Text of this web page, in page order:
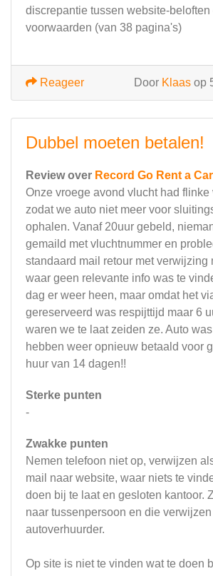
discrepantie tussen website-
voorwaarden (van 38 pagina's)
Door Klaas op
Reageer
Dubbel moeten betalen!
Review over Record Go Rent a Car
Onze vroege avond vlucht had flinke
zodat we auto niet meer voor
ophalen. Vanaf 20uur gebeld,
gemaild met vluchtnummer en
standaard mail retour met verwijzing
waar geen relevante info was te
dag er weer heen, maar omdat het
gereserveerd was respijttijd maar 6
waren we te laat zeiden ze. Auto
hebben weer opnieuw betaald voor
huur van 14 dagen!!
Sterke punten
-
Zwakke punten
Nemen telefoon niet op, verwijzen
mail naar website, waar niets te
doen bij te laat en gesloten kantoor.
naar tussenpersoon en die
autoverhuurder.
Op site is niet te vinden wat te doen